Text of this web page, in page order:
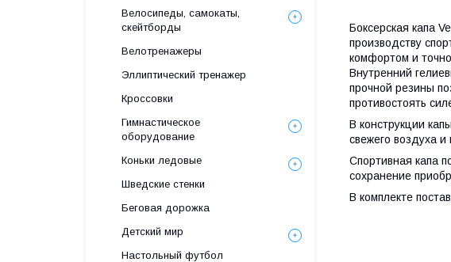
Боксерская капа
производству
комфортом и
Внутренний
прочной резины
противостоять
В конструкции
свежего воздуха
Спортивная капа
сохранение
В комплекте
Велосипеды, самокаты,
скейтборды
Велотренажеры
Эллиптический тренажер
Кроссовки
Гимнастическое
оборудование
Коньки ледовые
Шведские стенки
Беговая дорожка
Детский мир
Настольный футбол